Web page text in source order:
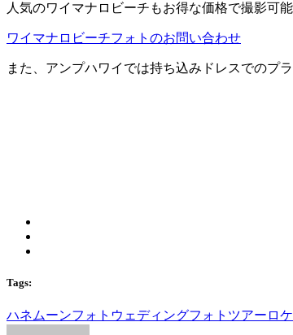
人気のワイマナロビーチもお得な価格で撮影可
ワイマナロビーチフォトのお問い合わせ
また、アンプハワイでは持ち込みドレスでのプ
Tags:
ハネムーンフォトウェディングフォトツアー ロ